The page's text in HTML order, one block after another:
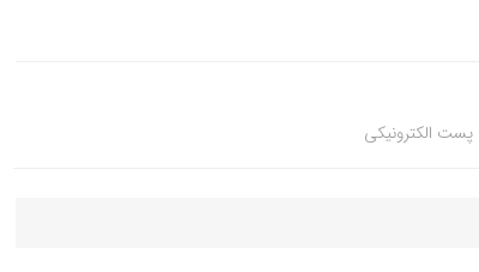
پست الکترونیکی